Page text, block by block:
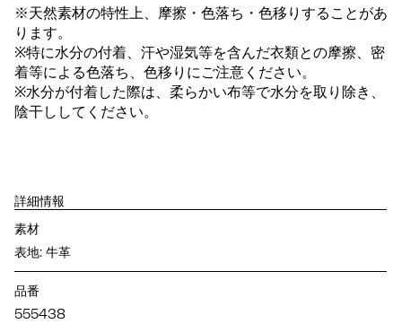
※天然素材の特性上、摩擦・色落ち・色移りすることがあ
ります。
※特に水分の付着、汗や湿気等を含んだ衣類との摩擦、密
着等による色落ち、色移りにご注意ください。
※水分が付着した際は、柔らかい布等で水分を取り除き、
陰干ししてください。
詳細情報
素材
表地: 牛革
品番
555438